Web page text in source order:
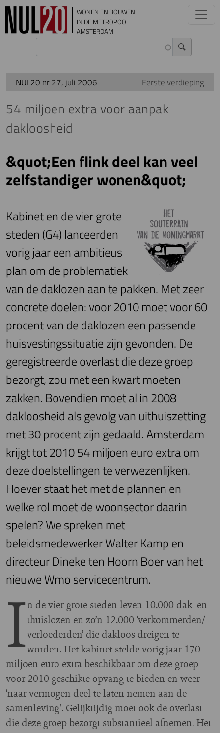
Overslaan en naar de inhoud gaan
WONEN EN BOUWEN
IN DE METROPOOL
AMSTERDAM
NUL20 nr 27, juli 2006 Eerste verdieping
54 miljoen extra voor aanpak
dakloosheid
&quot;Een flink deel kan veel
zelfstandiger wonen&quot;
Kabinet en de vier grote
steden (G4) lanceerden
vorig jaar een ambitieus
plan om de problematiek
van de daklozen aan te pakken. Met zeer
concrete doelen: voor 2010 moet voor 60
procent van de daklozen een passende
huisvestingssituatie zijn gevonden. De
geregistreerde overlast die deze groep
bezorgt, zou met een kwart moeten
zakken. Bovendien moet al in 2008
dakloosheid als gevolg van uithuiszetting
met 30 procent zijn gedaald. Amsterdam
krijgt tot 2010 54 miljoen euro extra om
deze doelstellingen te verwezenlijken.
Hoever staat het met de plannen en
welke rol moet de woonsector daarin
spelen? We spreken met
beleidsmedewerker Walter Kamp en
directeur Dineke ten Hoorn Boer van het
nieuwe Wmo servicecentrum.
In de vier grote steden leven 10.000 dak- en
thuislozen en zo’n 12.000 ‘verkommerden/
verloederden’ die dakloos dreigen te
worden. Het kabinet stelde vorig jaar 170
miljoen euro extra beschikbaar om deze groep
voor 2010 geschikte opvang te bieden en weer
‘naar vermogen deel te laten nemen aan de
samenleving’. Gelijktijdig moet ook de overlast
die deze groep bezorgt substantieel afnemen. Het